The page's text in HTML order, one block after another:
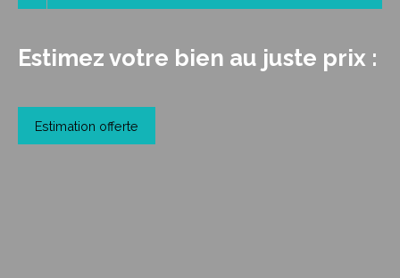
Estimez votre bien au juste prix :
Estimation offerte